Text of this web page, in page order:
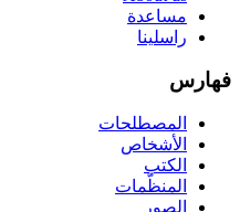
مساعدة
راسلينا
فهارس
المصطلحات
الأشخاص
الكتب
المنظّمات
الصور